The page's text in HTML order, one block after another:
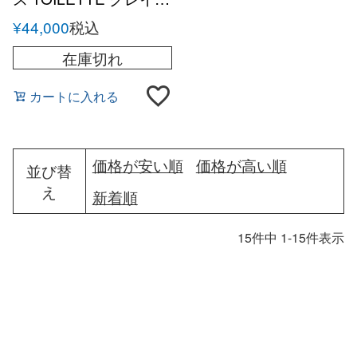
レザー ショルダーポー
チ
¥44,000税込
在庫切れ
カートに入れる
並び替
え
価格が安い順
価格が高い順
新着順
15件中 1-15件表示